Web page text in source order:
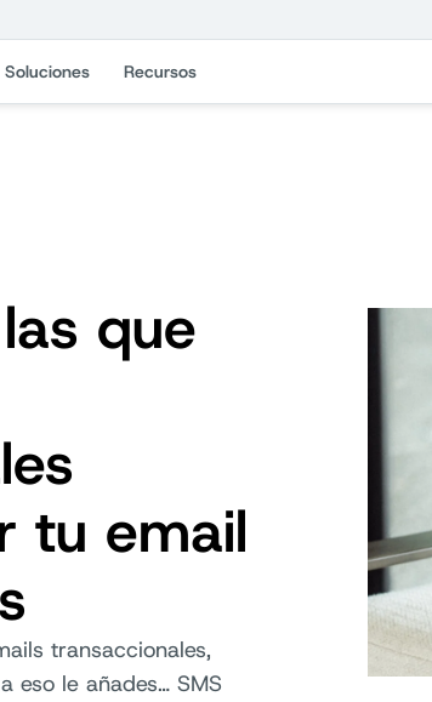
Soluciones Recursos
que
tu email
transaccionales,
eso le añades… SMS